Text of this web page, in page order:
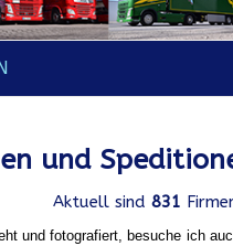
und
Aktuell sind 831
und fotografiert, besuche ich